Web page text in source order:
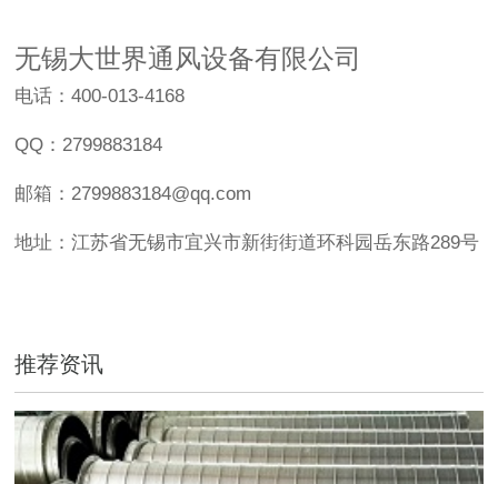
无锡大世界通风设备有限公司
电话：400-013-4168
QQ：2799883184
邮箱：2799883184@qq.com
地址：江苏省无锡市宜兴市新街街道环科园岳东路289号
推荐资讯